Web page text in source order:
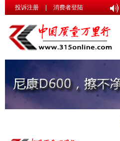
投诉注册 消费者登陆